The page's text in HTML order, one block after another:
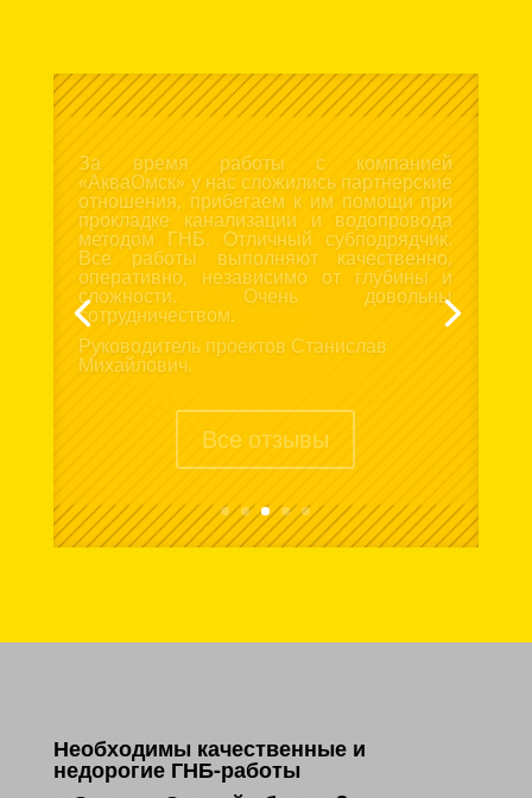
Выражаю благодарность за отличную
организацию и проведение прокладки
трубопровода методом гнб. Не смотря на
то, что работы проводились ранней
весной, специалисты «АкваОмск»
провели все работы без единой
претензии к ним. Рады сотрудничеству с
такой ответственной организацией.
Рекомендую друзьям и знакомым.
Все отзывы
Необходимы качественные и
недорогие ГНБ-работы